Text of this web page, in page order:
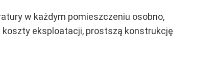
w każdym pomieszczeniu osobno,
koszty eksploatacji, prostszą konstrukcję